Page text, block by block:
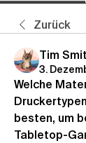
Zurück
Tim
3.
Welche
besten, um
Tabletop-